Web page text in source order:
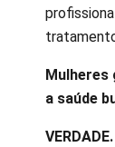
Mulheres
a saúde
VERDADE.